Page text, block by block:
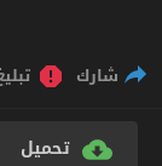
شارك
تحميل